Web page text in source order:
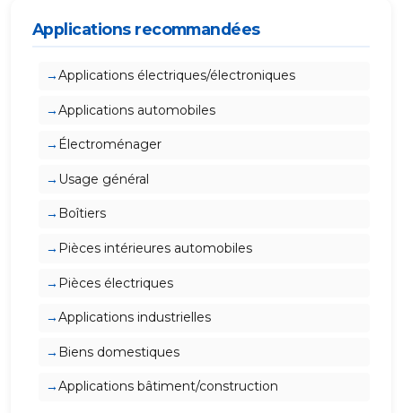
Applications recommandées
Applications électriques/électroniques
Applications automobiles
Électroménager
Usage général
Boîtiers
Pièces intérieures automobiles
Pièces électriques
Applications industrielles
Biens domestiques
Applications bâtiment/construction